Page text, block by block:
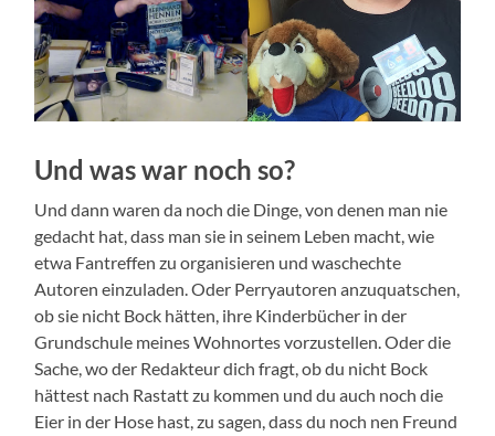
Und was war noch so?
Und dann waren da noch die Dinge, von denen man nie
gedacht hat, dass man sie in seinem Leben macht, wie
etwa Fantreffen zu organisieren und waschechte
Autoren einzuladen. Oder Perryautoren anzuquatschen,
ob sie nicht Bock hätten, ihre Kinderbücher in der
Grundschule meines Wohnortes vorzustellen. Oder die
Sache, wo der Redakteur dich fragt, ob du nicht Bock
hättest nach Rastatt zu kommen und du auch noch die
Eier in der Hose hast, zu sagen, dass du noch nen Freund